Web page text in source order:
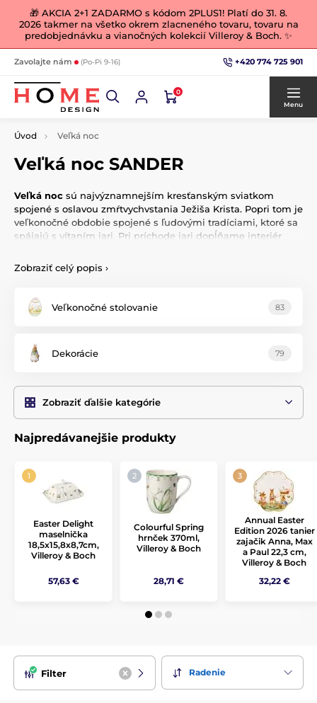
🎁 AKCIA 2+1 ZADARMO s kódom 2PLUS1! Platí do 31. 8.
2026 takmer na všetko okrem zlacneného tovaru, tovaru na
predobjednávku a vianočných kolekcií Villeroy & Boch. ✨
Zavolajte nám (Po-Pi 9-16) +420 774 725 901
0
Menu
Úvod Veľká noc
Veľká noc SANDER
Veľká noc sú najvýznamnejším kresťanským sviatkom
spojené s oslavou zmŕtvychvstania Ježiša Krista. Popri tom je
veľkonočné obdobie spojené s ľudovými tradíciami, ktoré sa
spájajú s vítaním jari. Pri príchode jari dopĺňame interiér
krásnymi jarnými a veľkonočnými dekoráciami. Prežite to
jar a leto
Zobraziť celý popis ›
Veľkonočné stolovanie 83
Dekorácie 79
Zobraziť ďalšie kategórie
Najpredávanejšie produkty
Easter Delight
maselnička
18,5x15,8x8,7cm,
Villeroy & Boch
57,63 €
Colourful Spring
hrnček 370ml,
Villeroy & Boch
28,71 €
Annual Easter
Edition 2026 tanier
zajačik Anna, Max
a Paul 22,3 cm,
Villeroy & Boch
32,22 €
Filter Radenie